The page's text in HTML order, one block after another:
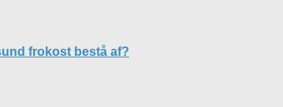
frokost bestå af?